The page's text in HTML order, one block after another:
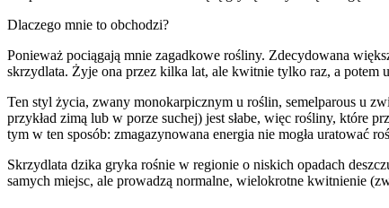
Dlaczego mnie to obchodzi?
Ponieważ pociągają mnie zagadkowe rośliny. Zdecydowana
skrzydlata. Żyje ona przez kilka lat, ale kwitnie tylko raz, a potem
Ten styl życia, zwany monokarpicznym u roślin, semelparous u
przykład zimą lub w porze suchej) jest słabe, więc rośliny, które
tym w ten sposób: zmagazynowana energia nie mogła uratować
Skrzydlata dzika gryka rośnie w regionie o niskich opadach
samych miejsc, ale prowadzą normalne, wielokrotne kwitnienie